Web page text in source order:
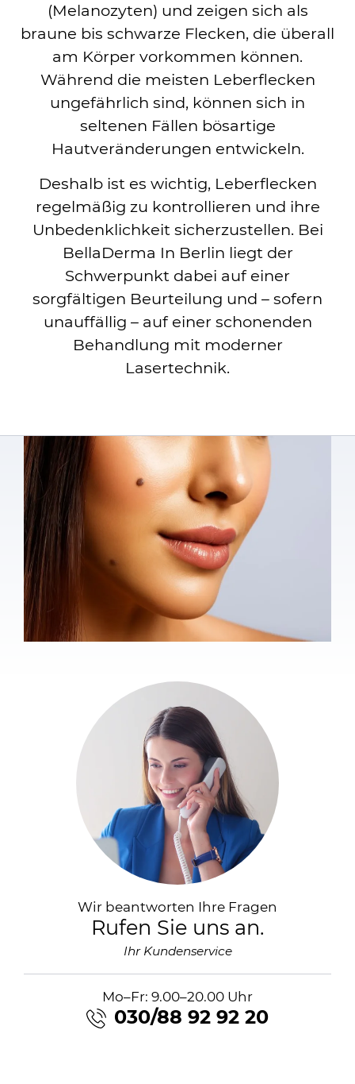
(Melanozyten) und zeigen sich als
braune bis schwarze Flecken, die überall
am Körper vorkommen können.
Während die meisten Leberflecken
ungefährlich sind, können sich in
seltenen Fällen bösartige
Hautveränderungen entwickeln.
Deshalb ist es wichtig, Leberflecken
regelmäßig zu kontrollieren und ihre
Unbedenklichkeit sicherzustellen. Bei
BellaDerma In Berlin liegt der
Schwerpunkt dabei auf einer
sorgfältigen Beurteilung und – sofern
unauffällig – auf einer schonenden
Behandlung mit moderner
Lasertechnik.
Wir beantworten Ihre Fragen
Rufen Sie uns an.
Ihr Kundenservice
Mo–Fr: 9.00–20.00 Uhr
030/88 92 92 20